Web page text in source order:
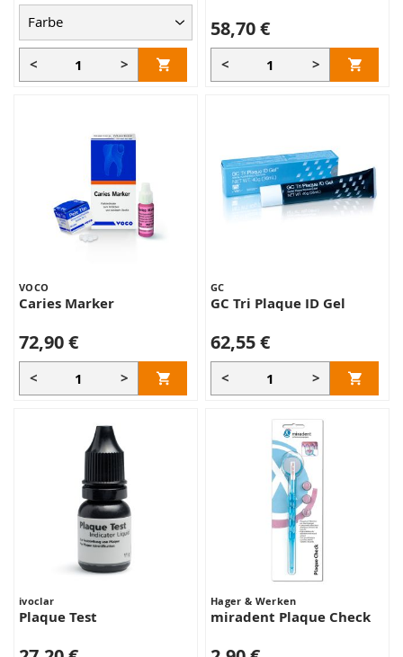
< >
58,70 €
< >
VOCO
Caries Marker
72,90 €
< >
GC
GC Tri Plaque ID Gel
62,55 €
< >
ivoclar
Plaque Test
Hager & Werken
miradent Plaque Check